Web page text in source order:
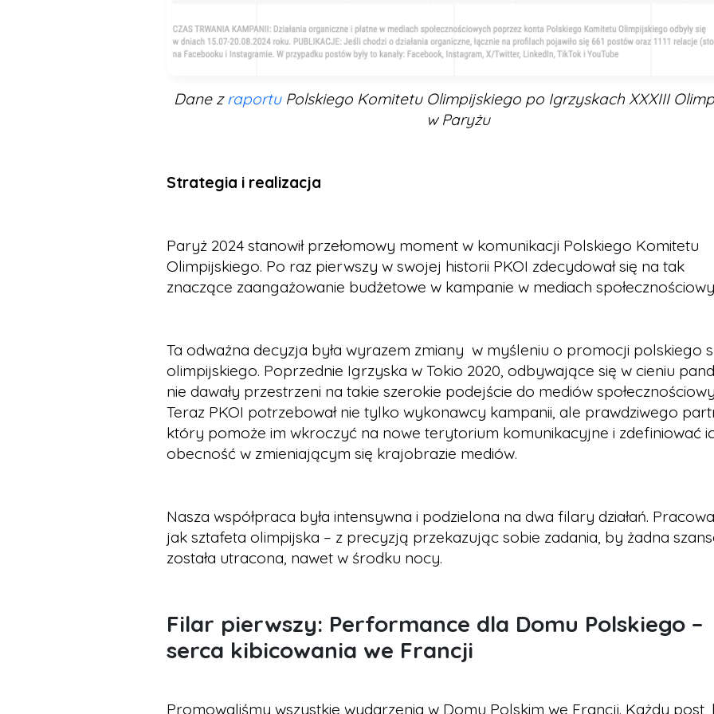
Dane zraportu Polskiego Komitetu Olimpijskiego po Igrzyskach XXXIII
w Paryżu
Strategia i realizacja
Paryż 2024 stanowił przełomowy moment w komunikacji Polskiego Komitetu
Olimpijskiego. Po raz pierwszy w swojej historii PKOI zdecydował się na tak
znaczące zaangażowanie budżetowe w kampanie w mediach
Ta odważna decyzja była wyrazem zmiany w myśleniu o promocji polskiego
olimpijskiego. Poprzednie Igrzyska w Tokio 2020, odbywające się w cieniu
nie dawały przestrzeni na takie szerokie podejście do mediów
Teraz PKOI potrzebował nie tylko wykonawcy kampanii, ale prawdziwego
który pomoże im wkroczyć na nowe terytorium komunikacyjne i zdefiniować
obecność w zmieniającym się krajobrazie mediów.
Nasza współpraca była intensywna i podzielona na dwa filary działań.
jak sztafeta olimpijska – z precyzją przekazując sobie zadania, by żadna
została utracona, nawet w środku nocy.
Filar pierwszy: Performance dla Domu Polskiego –
serca kibicowania we Francji
Promowaliśmy wszystkie wydarzenia w Domu Polskim we Francji. Każdy post,